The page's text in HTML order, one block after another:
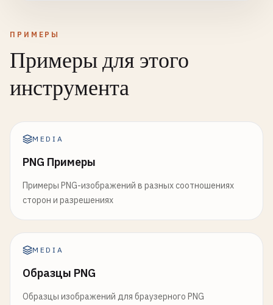
ПРИМЕРЫ
Примеры для этого
инструмента
MEDIA
PNG Примеры
Примеры PNG-изображений в разных соотношениях
сторон и разрешениях
MEDIA
Образцы PNG
Образцы изображений для браузерного PNG